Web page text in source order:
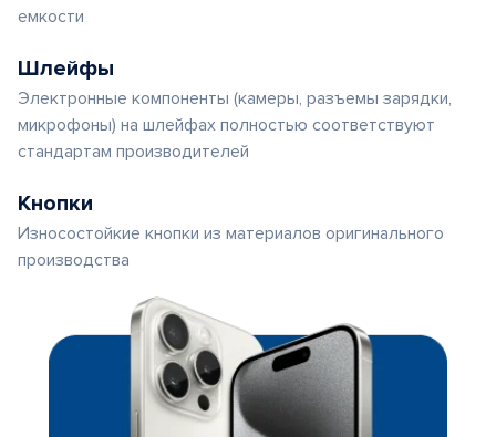
емкости
Шлейфы
Электронные компоненты (камеры, разъемы зарядки,
микрофоны) на шлейфах полностью соответствуют
стандартам производителей
Кнопки
Износостойкие кнопки из материалов оригинального
производства